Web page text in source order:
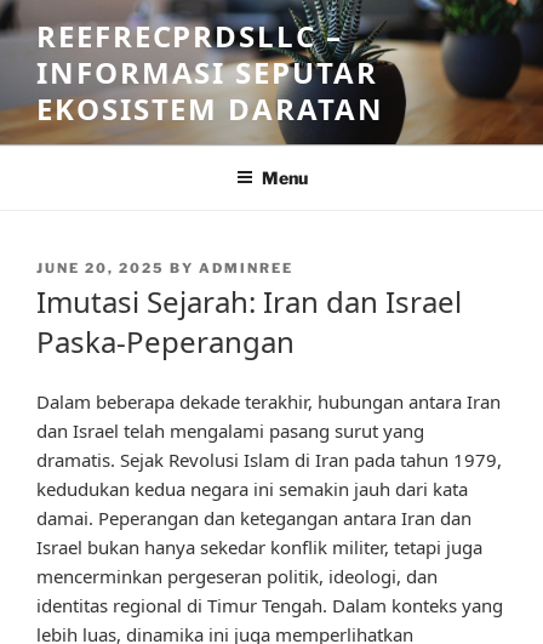
Skip
to
content
REEFRECPRDSLLC –
INFORMASI SEPUTAR
EKOSISTEM DARATAN
Menu
POSTED
JUNE 20, 2025 BY ADMINREE
Imutasi Sejarah: Iran dan Israel
Paska-Peperangan
Dalam beberapa dekade terakhir, hubungan antara Iran
dan Israel telah mengalami pasang surut yang
dramatis. Sejak Revolusi Islam di Iran pada tahun 1979,
kedudukan kedua negara ini semakin jauh dari kata
damai. Peperangan dan ketegangan antara Iran dan
Israel bukan hanya sekedar konflik militer, tetapi juga
mencerminkan pergeseran politik, ideologi, dan
identitas regional di Timur Tengah. Dalam konteks yang
lebih luas, dinamika ini juga memperlihatkan